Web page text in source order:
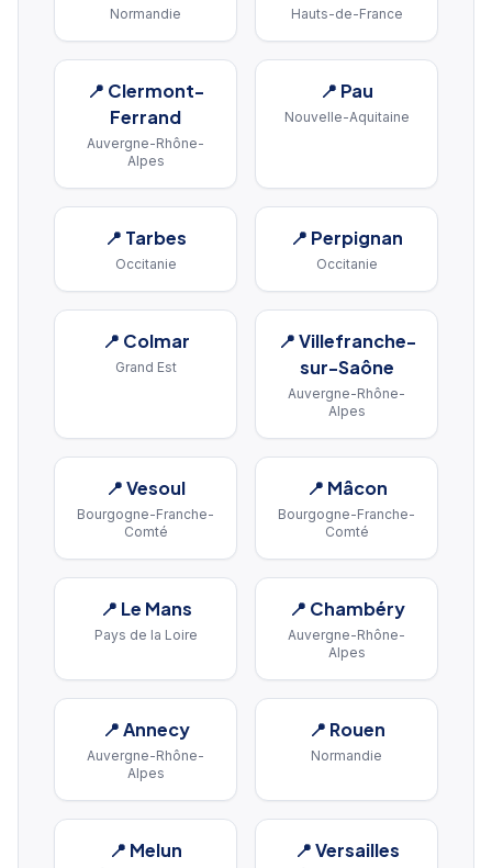
Normandie Hauts-de-France
📍 Clermont-
Ferrand
Auvergne-Rhône-
Alpes
📍 Pau
Nouvelle-Aquitaine
📍 Tarbes
Occitanie
📍 Perpignan
Occitanie
📍 Colmar
Grand Est
📍Villefranche-
sur-Saône
Auvergne-Rhône-
Alpes
📍Vesoul
Bourgogne-Franche-
Comté
📍 Mâcon
Bourgogne-Franche-
Comté
📍 Le Mans
Pays de la Loire
📍 Chambéry
Auvergne-Rhône-
Alpes
📍Annecy
Auvergne-Rhône-
Alpes
📍 Rouen
Normandie
📍 Melun 📍Versailles